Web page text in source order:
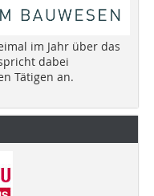
im Jahr über das
dabei
Tätigen an.